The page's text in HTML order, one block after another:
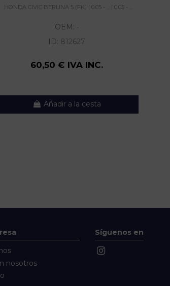
HONDA CIVIC BERLINA 5 (FK) | 0.05 - ... | 0.05 - ...
OEM: -
ID: 812627
60,50 € IVA INC.
Añadir a la cesta
nosotros
Síguenos en